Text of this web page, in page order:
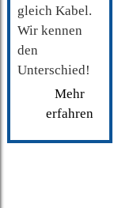
gleich Kabel.
Wir kennen
den
Unterschied!
Mehr
erfahren